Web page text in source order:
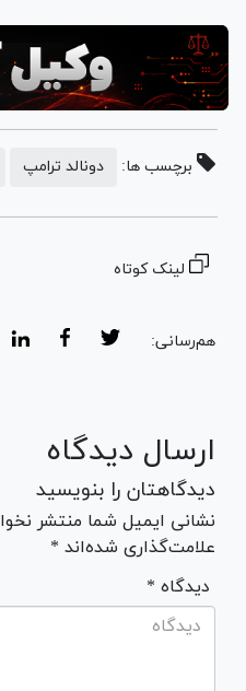
برچسب ها: دونالد ترامپ
لینک کوتاه
هم‌رسانی:
ارسال دیدگاه
دیدگاهتان را بنویسید
نشانی ایمیل شما منتشر
علامت‌گذاری شده‌اند *
* دیدگاه